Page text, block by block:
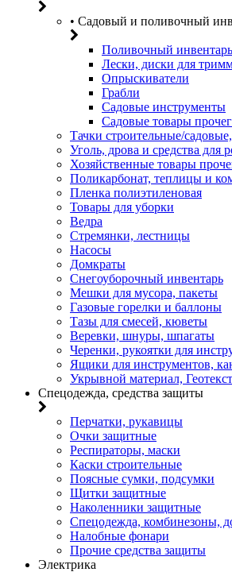
• Садовый и поливочный
Поливочный инвентарь
Лески, диски для
Опрыскиватели
Грабли
Садовые инструменты
Садовые товары
Тачки строительные/садовые,
Уголь, дрова и средства для
Хозяйственные товары
Поликарбонат, теплицы и
Пленка полиэтиленовая
Товары для уборки
Ведра
Стремянки, лестницы
Насосы
Домкраты
Снегоуборочный инвентарь
Мешки для мусора, пакеты
Газовые горелки и баллоны
Тазы для смесей, кюветы
Веревки, шнуры, шпагаты
Черенки, рукоятки для
Ящики для инструментов,
Укрывной материал,
Спецодежда, средства защиты
Перчатки, рукавицы
Очки защитные
Респираторы, маски
Каски строительные
Поясные сумки, подсумки
Щитки защитные
Наколенники защитные
Спецодежда, комбинезоны,
Налобные фонари
Прочие средства защиты
Электрика